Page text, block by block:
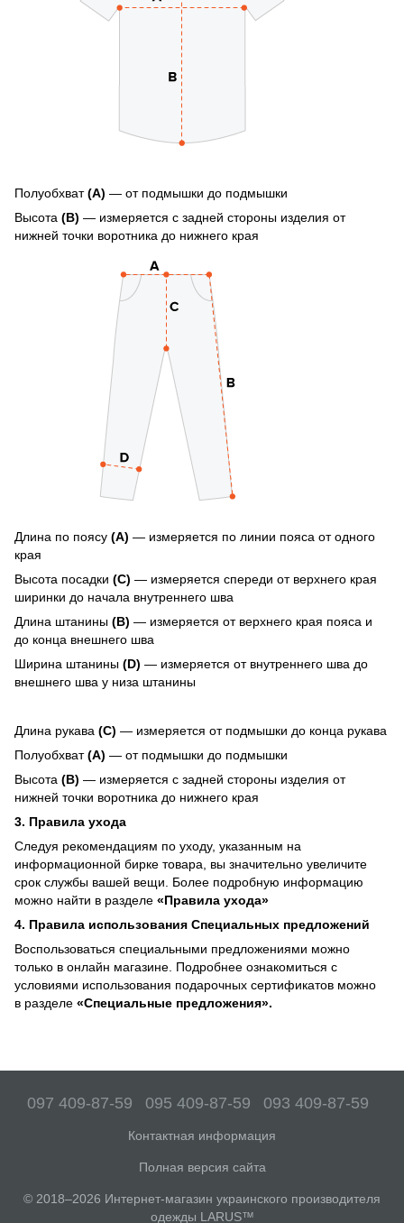
Полуобхват(А) — от подмышки до подмышки
Высота (В) — измеряется с задней стороны изделия от
нижней точки воротника до нижнего края
Длина по поясу (A) — измеряется по линии пояса от одного
края
Высота посадки (C) — измеряется спереди от верхнего края
ширинки до начала внутреннего шва
Длина штанины (B) — измеряется от верхнего края пояса и
до конца внешнего шва
Ширина штанины (D) — измеряется от внутреннего шва до
внешнего шва у низа штанины
Длина рукава (C) — измеряется от подмышки до конца рукава
Полуобхват(А) — от подмышки до подмышки
Высота (В) — измеряется с задней стороны изделия от
нижней точки воротника до нижнего края
3. Правила ухода
Следуя рекомендациям по уходу, указанным на
информационной бирке товара, вы значительно увеличите
срок службы вашей вещи. Более подробную информацию
можно найти в разделе «Правила ухода»
4. Правила использования Специальных предложений
Воспользоваться cпециальными предложениями можно
только в онлайн магазине. Подробнее ознакомиться с
условиями использования подарочных сертификатов можно
в разделе «Специальные предложения».
097 409-87-59 095 409-87-59 093 409-87-59
Контактная информация
Полная версия сайта
© 2018–2026 Интернет-магазин украинского производителя
одежды LARUS™